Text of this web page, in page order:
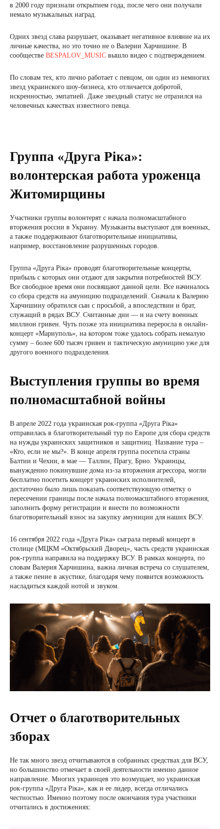
в 2000 году признали открытием года, после чего они получали
немало музыкальных наград.
Одних звезд слава разрушает, оказывает негативное влияние на их
личные качества, но это точно не о Валерии Харчишине. В
сообществе BESPALOV_MUSIC вышло видео с подтверждением.
По словам тех, кто лично работает с певцом, он один из немногих
звезд украинского шоу-бизнеса, кто отличается добротой,
искренностью, эмпатией. Даже звездный статус не отразился на
человечных качествах известного певца.
Группа «Друга Ріка»:
волонтерская работа уроженца
Житомирщины
Участники группы волонтерят с начала полномасштабного
вторжения россии в Украину. Музыканты выступают для военных,
а также поддерживают благотворительные инициативы,
например, восстановление разрушенных городов.
Группа «Друга Ріка» проводят благотворительные концерты,
прибыль с которых они отдают для закрытия потребностей ВСУ.
Все свободное время они посвящают данной цели. Все начиналось
со сбора средств на амуницию подразделений. Сначала к Валерию
Харчишину обратился сын с просьбой, а впоследствии и брат,
служащий в рядах ВСУ. Считанные дни — и на счету военных
миллион гривен. Чуть позже эта инициатива переросла в онлайн-
концерт «Мариуполь», на котором тоже удалось собрать немалую
сумму – более 600 тысяч гривен и тактическую амуницию уже для
другого военного подразделения.
Выступления группы во время
полномасштабной войны
В апреле 2022 года украинская рок-группа «Друга Ріка»
отправилась в благотворительный тур по Европе для сбора средств
на нужды украинских защитников и защитниц. Название тура –
«Кто, если не мы?». В конце апреля группа посетила страны
Балтии и Чехии, в мае — Таллин, Прагу, Брно. Украинцы,
вынужденно покинувшие дома из-за вторжения агрессора, могли
бесплатно посетить концерт украинских исполнителей,
достаточно было лишь показать соответствующую отметку о
пересечении границы после начала полномасштабного вторжения,
заполнить форму регистрации и внести по возможности
благотворительный взнос на закупку амуниции для наших ВСУ.
16 сентября 2022 года «Друга Ріка» сыграла первый концерт в
столице (МЦКМ «Октябрьский Дворец», часть средств украинская
рок-группа направила на поддержку ВСУ. В рамках концерта, по
словам Валерия Харчишина, важна личная встреча со слушателем,
а также пение в акустике, благодаря чему появится возможность
насладиться каждой нотой и звуком.
Отчет о благотворительных
зборах
Не так много звезд отчитываются в собранных средствах для ВСУ,
но большинство отмечает в своей деятельности именно данное
направление. Многих украинцев это возмущает, но украинская
рок-группа «Друга Ріка», как и ее лидер, всегда отличались
честностью. Именно поэтому после окончания тура участники
отчитались в достижениях: